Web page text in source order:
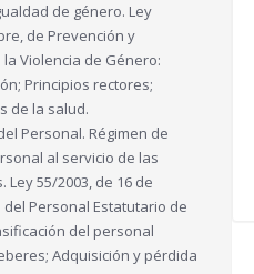
de género. Ley
de Prevención y
Violencia de Género:
Principios rectores;
de la salud.
Personal. Régimen de
al servicio de las
55/2003, de 16 de
Personal Estatutario de
del personal
Adquisición y pérdida